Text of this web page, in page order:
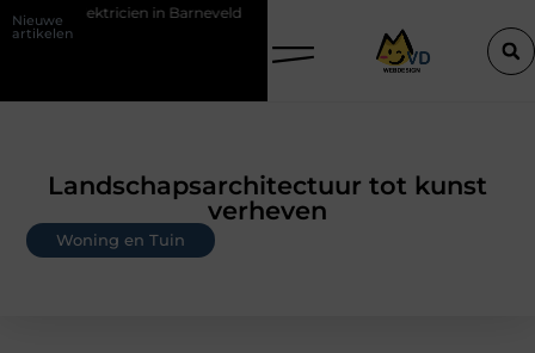
Nieuwe
artikelen
in Barneveld De Perfecte Gids voor Vloerbedekking in Purmerend
Landschapsarchitectuur tot kunst
verheven
Woning en Tuin